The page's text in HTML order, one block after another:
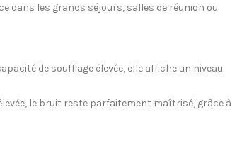
dans les grands séjours, salles de réunion ou
de soufflage élevée, elle affiche un niveau
le bruit reste parfaitement maîtrisé, grâce à